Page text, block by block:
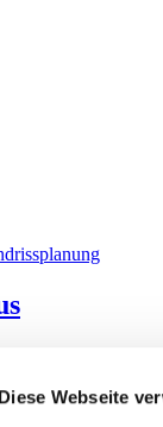
Diese Webseite